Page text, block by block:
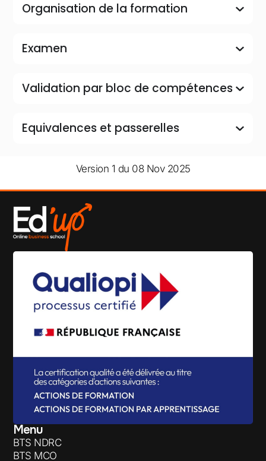
Organisation de la formation
Examen
Validation par bloc de compétences
Equivalences et passerelles
Version 1 du 08 Nov 2025
Menu
BTS NDRC
BTS MCO